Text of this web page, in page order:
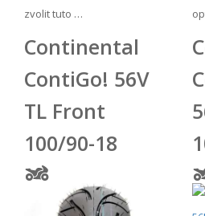
zvolit tuto …
Continental
ContiGo! 56V
TL Front
100/90-18